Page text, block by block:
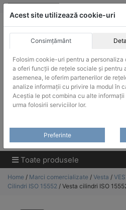
Skip
ACHIZITII PUBLICE
Produsele pot fi achizitionate
Products
Toate produsele
Home / Marci comercializate / Vesta /
Cilindri ISO 15552 / Vesta cilindri ISO
Acest site utilizează cookie-uri
Consimțământ
Folosim cookie-uri pentru a
a oferi funcții de rețele sociale și pentru
asemenea, le oferim partenerilor de
analize informații cu privire la modul în
Aceștia le pot combina cu alte
urma folosirii serviciilor lor.
Preferinte